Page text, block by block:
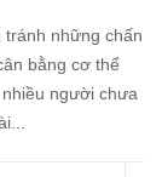
tránh những chấn
bằng cơ thể
người chưa